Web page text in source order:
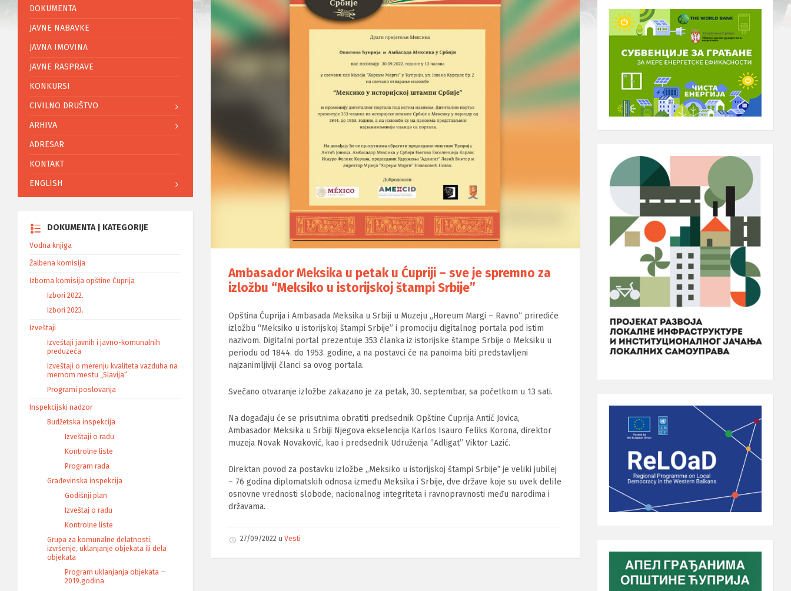
Ambasador Meksika u petak u Ćupriji – sve je spremno za
izložbu “Meksiko u istorijskoj štampi Srbije”
Opština Ćuprija i Ambasada Meksika u Srbiji u Muzeju „Horeum Margi – Ravno“ prirediće
izložbu “Meksiko u istorijskoj štampi Srbije” i promociju digitalnog portala pod istim
nazivom. Digitalni portal prezentuje 353 članka iz istorijske štampe Srbije o Meksiku u
periodu od 1844. do 1953. godine, a na postavci će na panoima biti predstavljeni
najzanimljiviji članci sa ovog portala.
Svečano otvaranje izložbe zakazano je za petak, 30. septembar, sa početkom u 13 sati.
Na događaju će se prisutnima obratiti predsednik Opštine Ćuprija Antić Jovica,
Ambasador Meksika u Srbiji Njegova ekselencija Karlos Isauro Feliks Korona, direktor
muzeja Novak Novaković, kao i predsednik Udruženja ‘’Adligat’’ Viktor Lazić.
Direktan povod za postavku izložbe „Meksiko u istorijskoj štampi Srbijeˮ je veliki jubilej
– 76 godina diplomatskih odnosa između Meksika i Srbije, dve države koje su uvek delile
osnovne vrednosti slobode, nacionalnog integriteta i ravnopravnosti među narodima i
državama.
27/09/2022uVesti
DOKUMENTA
JAVNE NABAVKE
JAVNA IMOVINA
JAVNE RASPRAVE
KONKURSI
CIVILNO DRUŠTVO
ARHIVA
ADRESAR
KONTAKT
ENGLISH
DOKUMENTA | KATEGORIJE
Vodna knjiga
Žalbena komisija
Izborna komisija opštine Ćuprija
Izbori 2022.
Izbori 2023.
Izveštaji
Izveštaji javnih i javno-komunalnih
preduzeća
Izveštaji o merenju kvaliteta vazduha na
mernom mestu „Slavija“
Programi poslovanja
Inspekcijski nadzor
Budžetska inspekcija
Izveštaji o radu
Kontrolne liste
Program rada
Građevinska inspekcija
Godišnji plan
Izveštaj o radu
Kontrolne liste
Grupa za komunalne delatnosti,
izvršenje, uklanjanje objekata ili dela
objekata
Program uklanjanja objekata –
2019.godina